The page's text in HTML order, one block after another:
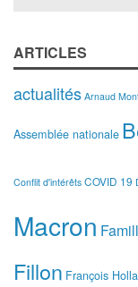
ARTICLES
actualités Arnaud
Assemblée nationale
Conflit d'intérêts COVID 19
Macron
Fillon François